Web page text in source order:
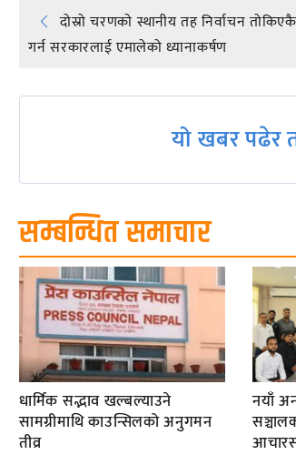
Post
navigation
दोस्रो चरणकाे स्थानीय तह निर्वाचन
गर्न सरकारलाई एमालेको ध्यानाकर्षण
यो खबर पढेर
सम्बन्धित समाचार
धार्मिक सद्भाव खल्बल्याउने
सामग्रीमाथि काउन्सिलको अनुगमन
तीव्र
नयाँ